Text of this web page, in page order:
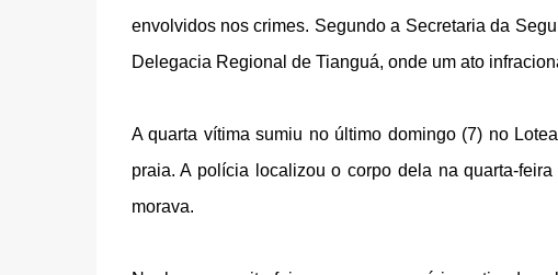
envolvidos nos crimes. Segundo a Secretaria da
Delegacia Regional de Tianguá, onde um ato
A quarta vítima sumiu no último domingo (7) no
praia. A polícia localizou o corpo dela na quarta-
morava.